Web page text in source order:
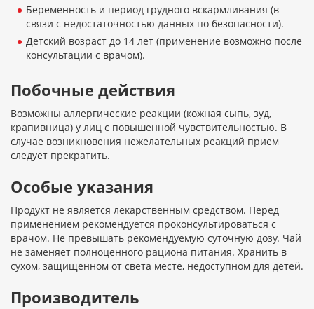
Беременность и период грудного вскармливания (в
связи с недостаточностью данных по безопасности).
Детский возраст до 14 лет (применение возможно после
консультации с врачом).
Побочные действия
Возможны аллергические реакции (кожная сыпь, зуд,
крапивница) у лиц с повышенной чувствительностью. В
случае возникновения нежелательных реакций прием
следует прекратить.
Особые указания
Продукт не является лекарственным средством. Перед
применением рекомендуется проконсультироваться с
врачом. Не превышать рекомендуемую суточную дозу. Чай
не заменяет полноценного рациона питания. Хранить в
сухом, защищенном от света месте, недоступном для детей.
Производитель